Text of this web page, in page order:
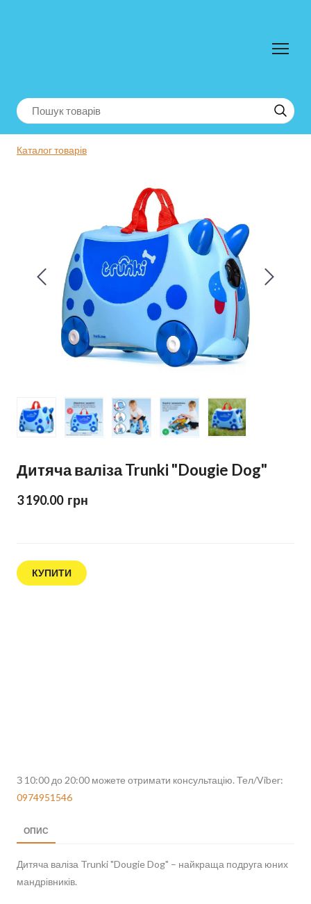
Каталог товарів
Дитяча валіза Trunki "Dougie Dog"
3 190.00  грн
КУПИТИ
З 10:00 до 20:00 можете отримати консультацію. Тел/Viber:
0974951546
ОПИС
Дитяча валіза Trunki "Dougie Dog" – найкраща подруга юних
мандрівників.